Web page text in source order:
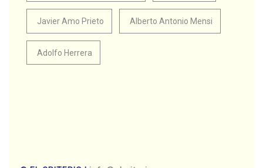
Javier Amo Prieto Alberto Antonio Mensi
Adolfo Herrera